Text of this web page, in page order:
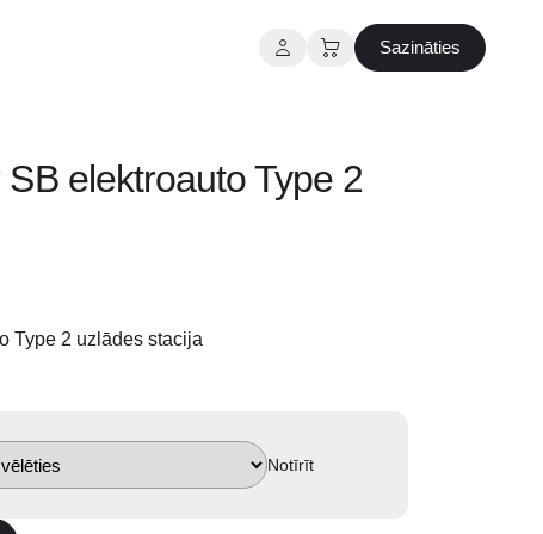
Sazināties
elektroauto Type 2
Type 2 uzlādes stacija
Notīrīt